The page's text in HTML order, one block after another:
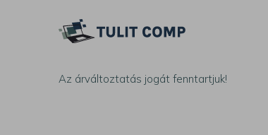
Az árváltoztatás jogát fenntartjuk!